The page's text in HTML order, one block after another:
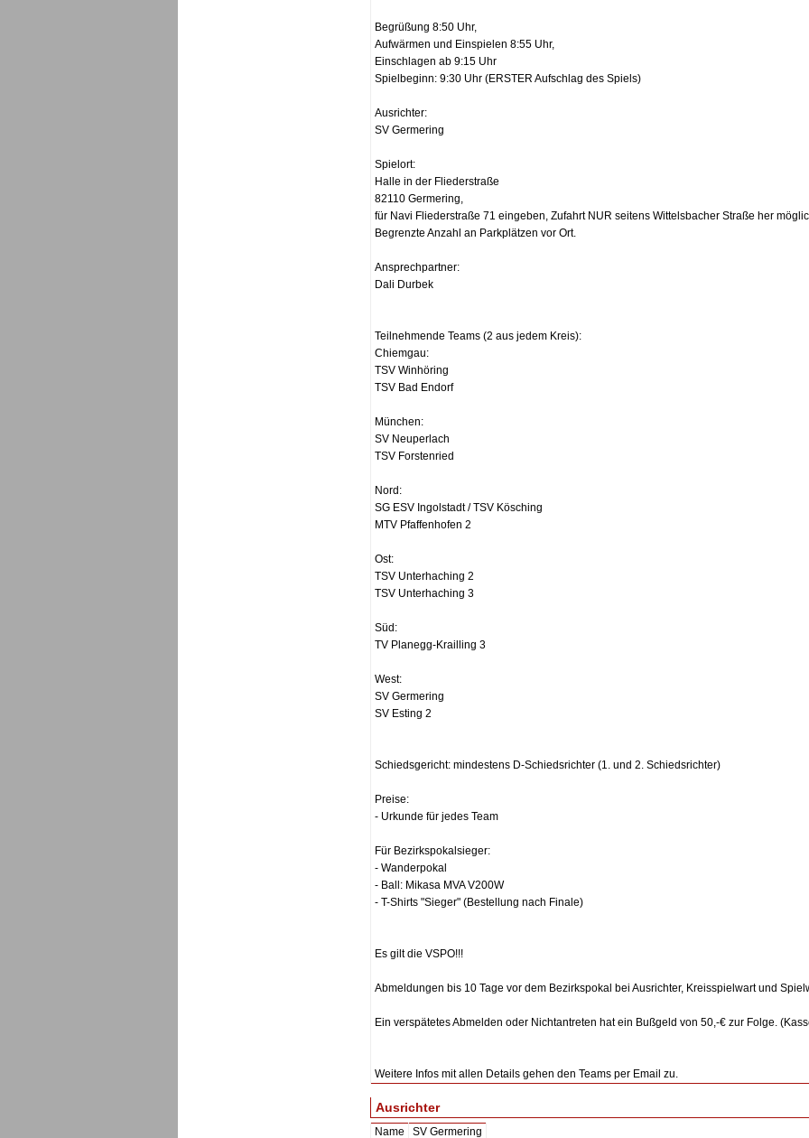
Begrüßung 8:50 Uhr,
Aufwärmen und Einspielen 8:55 Uhr,
Einschlagen ab 9:15 Uhr
Spielbeginn: 9:30 Uhr (ERSTER Aufschlag des Spiels)
Ausrichter:
SV Germering
Spielort:
Halle in der Fliederstraße
82110 Germering,
für Navi Fliederstraße 71 eingeben, Zufahrt NUR seitens Wittelsbacher Straße her
Begrenzte Anzahl an Parkplätzen vor Ort.
Ansprechpartner:
Dali Durbek
Teilnehmende Teams (2 aus jedem Kreis):
Chiemgau:
TSV Winhöring
TSV Bad Endorf
München:
SV Neuperlach
TSV Forstenried
Nord:
SG ESV Ingolstadt / TSV Kösching
MTV Pfaffenhofen 2
Ost:
TSV Unterhaching 2
TSV Unterhaching 3
Süd:
TV Planegg-Krailling 3
West:
SV Germering
SV Esting 2
Schiedsgericht: mindestens D-Schiedsrichter (1. und 2. Schiedsrichter)
Preise:
- Urkunde für jedes Team
Für Bezirkspokalsieger:
- Wanderpokal
- Ball: Mikasa MVA V200W
- T-Shirts "Sieger" (Bestellung nach Finale)
Es gilt die VSPO!!!
Abmeldungen bis 10 Tage vor dem Bezirkspokal bei Ausrichter, Kreisspielwart und
Ein verspätetes Abmelden oder Nichtantreten hat ein Bußgeld von 50,-€ zur Folge.
Weitere Infos mit allen Details gehen den Teams per Email zu.
Ausrichter
Name SV Germering